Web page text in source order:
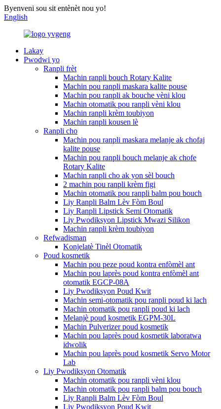
Byenveni sou sit entènèt nou yo!
English
Lakay
Pwodwi yo
Ranpli frèt
Machin ranpli bouch Rotary Kalite
Machin pou ranpli maskara kalite pouse
Machin pou ranpli ak bouche vèni klou
Machin otomatik pou ranpli vèni klou
Machin ranpli krèm toubiyon
Machin ranpli kousen lè
Ranpli cho
Machin pou ranpli maskara melanje ak chofaj
kalite pouse
Machin pou ranpli bouch melanje ak chofe
Rotary Kalite
Machin ranpli cho ak yon sèl bouch
2 machin pou ranpli krèm figi
Machin otomatik pou ranpli balm pou bouch
Liy Ranpli Balm Lèv Fòm Boul
Liy Ranpli Lipstick Semi Otomatik
Liy Pwodiksyon Lipstick Mwazi Silikon
Machin ranpli krèm toubiyon
Refwadisman
Konjelatè Tinèl Otomatik
Poud kosmetik
Machin pou peze poud kontra enfòmèl ant
Machin pou laprès poud kontra enfòmèl ant
otomatik EGCP-08A
Liy Pwodiksyon Poud Kwit
Machin semi-otomatik pou ranpli poud ki lach
Machin otomatik pou ranpli poud ki lach
Melanjè poud kosmetik EGPM-30L
Machin Pulverizer poud kosmetik
Machin pou laprès poud kosmetik laboratwa
idwolik
Machin pou laprès poud kosmetik Servo Motor
Lab
Liy Pwodiksyon Otomatik
Machin otomatik pou ranpli vèni klou
Machin otomatik pou ranpli balm pou bouch
Liy Ranpli Balm Lèv Fòm Boul
Liy Pwodiksyon Poud Kwit